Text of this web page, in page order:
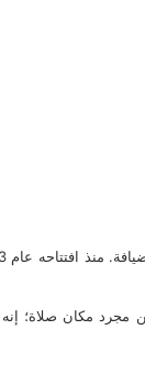
مجرد مكان صلاة؛